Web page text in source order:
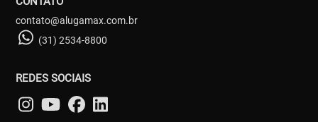
contato@alugamax.com.br
(31) 2534-8800
REDES SOCIAIS